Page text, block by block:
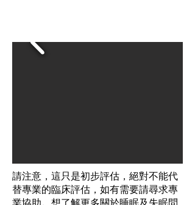
請注意，這只是初步評估，絕對不能代
替專業的臨床評估，如有需要請尋求專
業協助。想了解更多關於睡眠及失眠問